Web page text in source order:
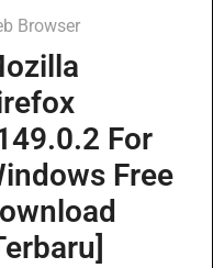
Browser
For
Free